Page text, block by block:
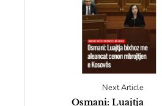
Next Article
Osmani: Luajtja